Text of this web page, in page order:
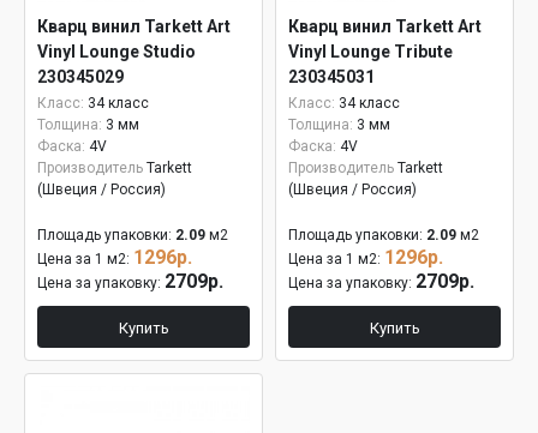
Кварц винил Tarkett Art
Vinyl Lounge Studio
230345029
Класс: 34 класс
Толщина: 3 мм
Фаска: 4V
Производитель Tarkett
(Швеция / Россия)
Площадь упаковки: 2.09 м2
Цена за 1 м2: 1296р.
Цена за упаковку: 2709р.
Купить
Кварц винил Tarkett Art
Vinyl Lounge Tribute
230345031
Класс: 34 класс
Толщина: 3 мм
Фаска: 4V
Производитель Tarkett
(Швеция / Россия)
Площадь упаковки: 2.09 м2
Цена за 1 м2: 1296р.
Цена за упаковку: 2709р.
Купить